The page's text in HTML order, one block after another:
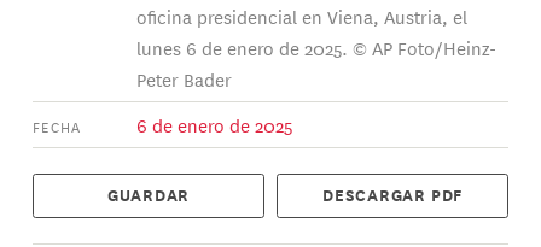
oficina presidencial en Viena, Austria, el
lunes 6 de enero de 2025. © AP Foto/Heinz-
Peter Bader
FECHA 6 de enero de 2025
GUARDAR DESCARGAR PDF